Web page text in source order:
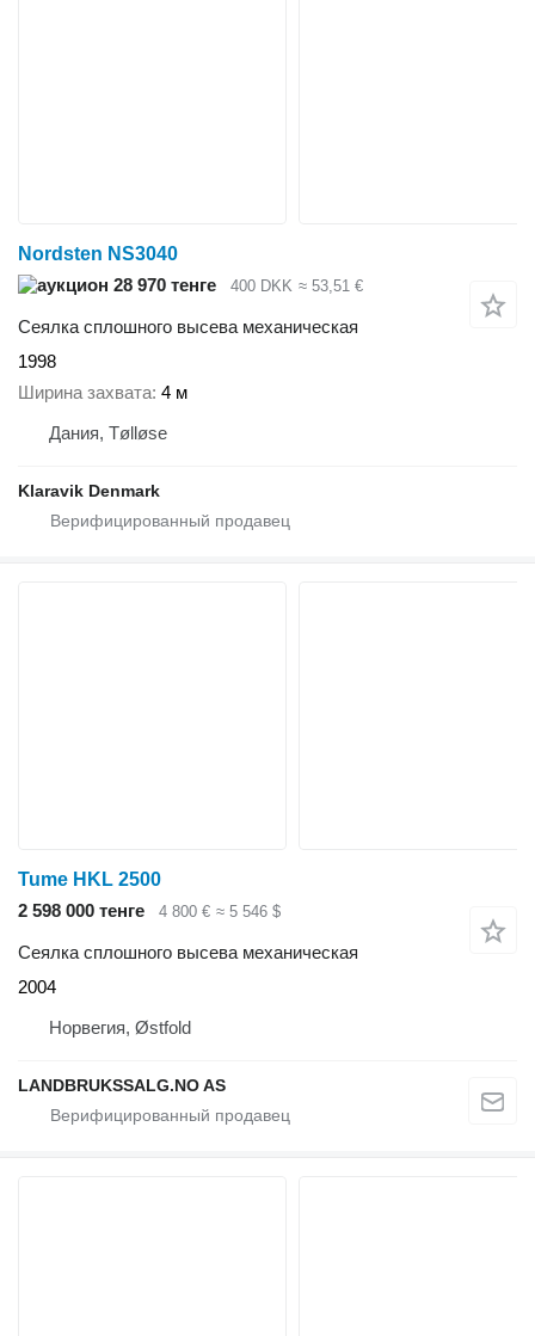
Nordsten NS3040
28 970 тенге
400 DKK ≈ 53,51 €
Сеялка сплошного высева механическая
1998
Ширина захвата 4 м
Дания, Tølløse
Klaravik Denmark
Tume HKL 2500
2 598 000 тенге
4 800 € ≈ 5 546 $
Сеялка сплошного высева механическая
2004
Норвегия, Østfold
LANDBRUKSSALG.NO AS